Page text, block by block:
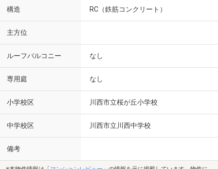
構造 RC（鉄筋コンクリート）
主方位
ルーフバルコニー なし
専用庭 なし
小学校区 川西市立桜が丘小学校
中学校区 川西市立川西中学校
備考